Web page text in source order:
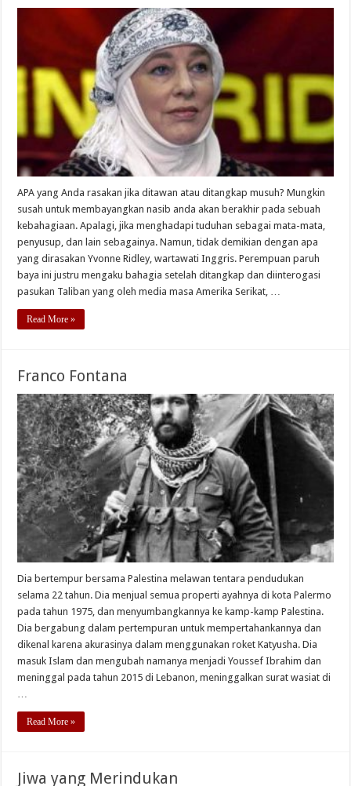
APA yang Anda rasakan jika ditawan atau ditangkap musuh? Mungkin
susah untuk membayangkan nasib anda akan berakhir pada sebuah
kebahagiaan. Apalagi, jika menghadapi tuduhan sebagai mata-mata,
penyusup, dan lain sebagainya. Namun, tidak demikian dengan apa
yang dirasakan Yvonne Ridley, wartawati Inggris. Perempuan paruh
baya ini justru mengaku bahagia setelah ditangkap dan diinterogasi
pasukan Taliban yang oleh media masa Amerika Serikat, …
Read More »
Franco Fontana
Dia bertempur bersama Palestina melawan tentara pendudukan
selama 22 tahun. Dia menjual semua properti ayahnya di kota Palermo
pada tahun 1975, dan menyumbangkannya ke kamp-kamp Palestina.
Dia bergabung dalam pertempuran untuk mempertahankannya dan
dikenal karena akurasinya dalam menggunakan roket Katyusha. Dia
masuk Islam dan mengubah namanya menjadi Youssef Ibrahim dan
meninggal pada tahun 2015 di Lebanon, meninggalkan surat wasiat di
Read More »
Jiwa yang Merindukan